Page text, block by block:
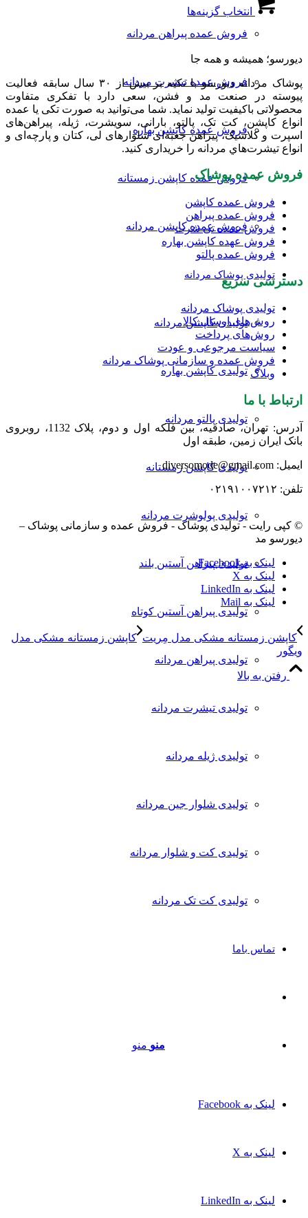
فروش عمده پیراهن مردانه
فروش عمده تیشرت مردانه
فروش عمده کاپشن بهاره
فروش عمده کاپشن زمستانه
فروش عمده کاپشن مردانه
تولیدی پوشاک مردانه
تولیدی کاپشن مردانه
تولیدی کاپشن بهاره
تولیدی پالتو مردانه
تولیدی کاپشن زمستانه
تولیدی پولوشرت مردانه
تولیدی پیراهن آستین بلند
تولیدی پیراهن آستین کوتاه
تولیدی پیراهن مردانه
تولیدی تیشرت مردانه
تولیدی ژیله مردانه
تولیدی شلوار جین مردانه
تولیدی کت و شلوار مردانه
تولیدی کت تک مردانه
تماس باما
منو منو
لینک به Facebook
لینک به X
لینک به LinkedIn
ممکن
است
انتخاب
شوند
انتخاب گزینه‌ها
انواع
باشد.
گزینه
ها
ممکن
است
در
صفحه
انتخاب
دیورسو؛ همیشه و همه جا
پوشاک مردانه دیورسو با تکیه بر بیش از ۳۰ سال سابقه فعالیت
پیوسته در صنعت مد و فشن، سعی دارد با تفکری متفاوت
محصولاتی باکیفیت تولید نماید. شما می‌توانید به صورت تکی یا عمده
انواع کاپشن، کت تک، پالتو، بارانی، سویشرت، ژیله، پیراهن‌های
اسپرت و کلاسیک، پیراهن جعبه‌ای شلوارهای لی، کتان و پارچه‌ای و
انواع تیشرت‌هاي مردانه را خریداری کنید.
فروش عمده پوشاک
فروش عمده کاپشن
فروش عمده پیراهن
فروش عمده تی شرت
فروش عهده کاپشن بهاره
فروش عمده پالتو
دسترسی سریع
تولیدی پوشاک مردانه
روش‌های ارسال کالا
روش‌های پرداخت
سیاست مرجوعی و عودت
فروش عمده و سازمانی پوشاک مردانه
وبلاگ
ارتباط با ما
آدرس: تهران، صادقیه، بین فلکه اول و دوم، پلاک 1132، روبروی
بانک ایران زمین، طبقه اول
ایمیل: diversomode@gmail.com
تلفن: ۰۲۱۹۱۰۰۷۲۱۲
© کپی رایت - تولیدی پوشاک - فروش عمده و سازمانی پوشاک –
دیورسو مد
لینک به Facebook
لینک به X
لینک به LinkedIn
لینک به Mail
کاپشن زمستانه مشکی مدل مِریت کاپشن زمستانه مشکی مدل
ویگور
رفتن به بالا